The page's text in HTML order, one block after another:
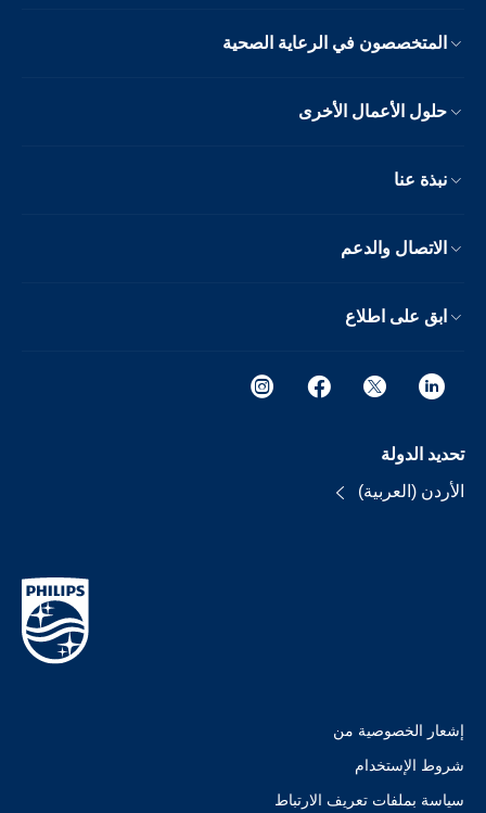
المتخصصون في الرعاية الصحية
حلول الأعمال الأخرى
نبذة عنا
الاتصال والدعم
ابق على اطلاع
تحديد الدولة
الأردن (العربية)
إشعار الخصوصية من
شروط الإستخدام
سياسة بملفات تعريف الارتباط